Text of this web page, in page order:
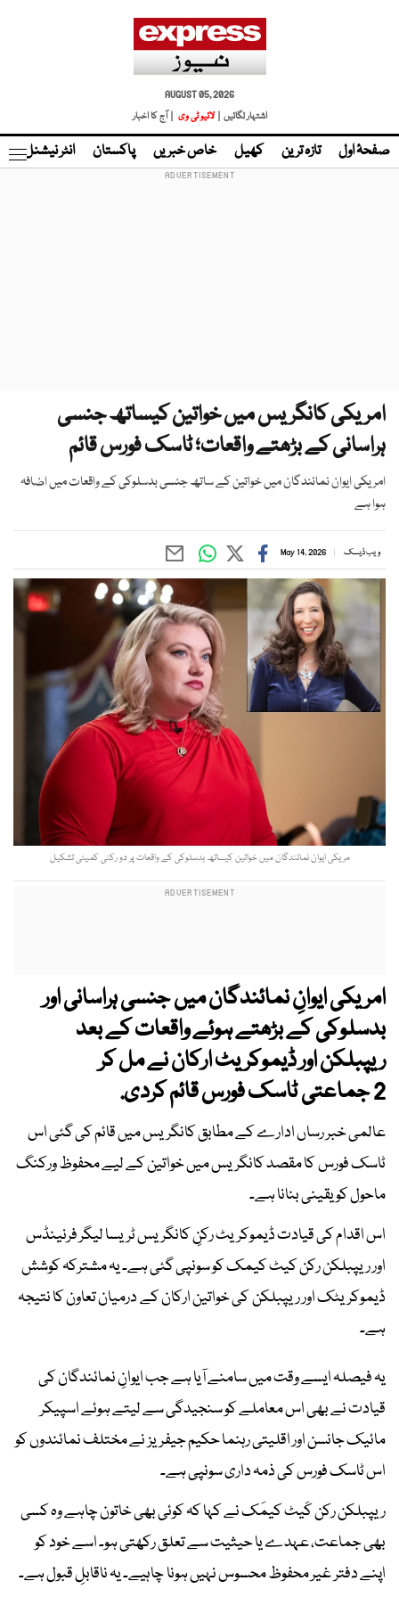
AUGUST 05, 2026
اشتہار لگائیں |
لائیو ٹی وی | آج کا اخبار
صفحۂ اول تازہ ترین کھیل خاص خبریں پاکستان انٹر نیشنل
امریکی کانگریس میں خواتین کیساتھ جنسی
ہراسانی کے بڑھتے واقعات؛ ٹاسک فورس قائم
امریکی ایوان نمائندگان میں خواتین کے ساتھ جنسی بدسلوکی کے واقعات میں اضافہ
ہوا ہے
ویب ڈیسک May 14, 2026
مریکی ایوان نمائندگان میں خواتین کیساتھ بدسلوکی کے واقعات پر دو رکنی کمیٹی تشکیل
امریکی ایوانِ نمائندگان میں جنسی ہراسانی اور
بدسلوکی کے بڑھتے ہوئے واقعات کے بعد
ریپبلکن اور ڈیموکریٹ ارکان نے مل کر
2 جماعتی ٹاسک فورس قائم کردی.
عالمی خبر رساں ادارے کے مطابق کانگریس میں قائم کی گئی اس
ٹاسک فورس کا مقصد کانگریس میں خواتین کے لیے محفوظ ورکنگ
ماحول کو یقینی بنانا ہے۔
اس اقدام کی قیادت ڈیموکریٹ رکنِ کانگریس ٹریسا لیگر فرنینڈس
اور ریپبلکن رکن کیٹ کیمک کو سونپی گئی ہے۔ یہ مشترکہ کوشش
ڈیموکریٹک اور ریپبلکن کی خواتین ارکان کے درمیان تعاون کا نتیجہ
ہے۔
یہ فیصلہ ایسے وقت میں سامنے آیا ہے جب ایوانِ نمائندگان کی
قیادت نے بھی اس معاملے کو سنجیدگی سے لیتے ہوئے اسپیکر
مائیک جانسن اور اقلیتی رہنما حکیم جیفریز نے مختلف نمائندوں کو
اس ٹاسک فورس کی ذمہ داری سونپی ہے۔
ریپبلکن رکن کَیٹ کیمَک نے کہا کہ کوئی بھی خاتون چاہے وہ کسی
بھی جماعت، عہدے یا حیثیت سے تعلق رکھتی ہو۔ اسے خود کو
اپنے دفتر غیر محفوظ محسوس نہیں ہونا چاہیے۔ یہ ناقابلِ قبول ہے۔